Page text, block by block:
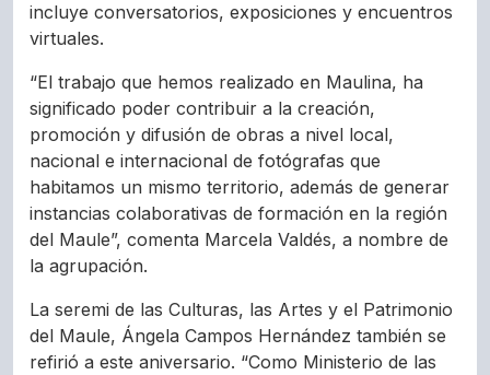
incluye conversatorios, exposiciones y encuentros
virtuales.
“El trabajo que hemos realizado en Maulina, ha
significado poder contribuir a la creación,
promoción y difusión de obras a nivel local,
nacional e internacional de fotógrafas que
habitamos un mismo territorio, además de generar
instancias colaborativas de formación en la región
del Maule”, comenta Marcela Valdés, a nombre de
la agrupación.
La seremi de las Culturas, las Artes y el Patrimonio
del Maule, Ángela Campos Hernández también se
refirió a este aniversario. “Como Ministerio de las